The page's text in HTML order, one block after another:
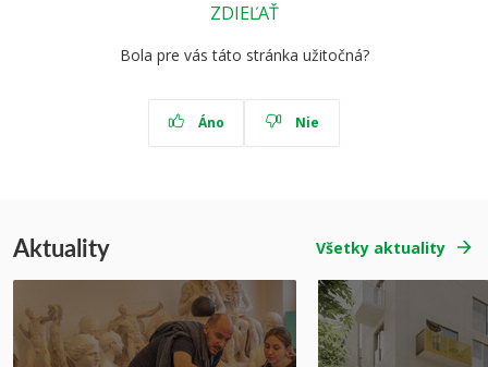
ZDIEĽAŤ
Bola pre vás táto stránka užitočná?
Áno Nie
Aktuality Všetky aktuality